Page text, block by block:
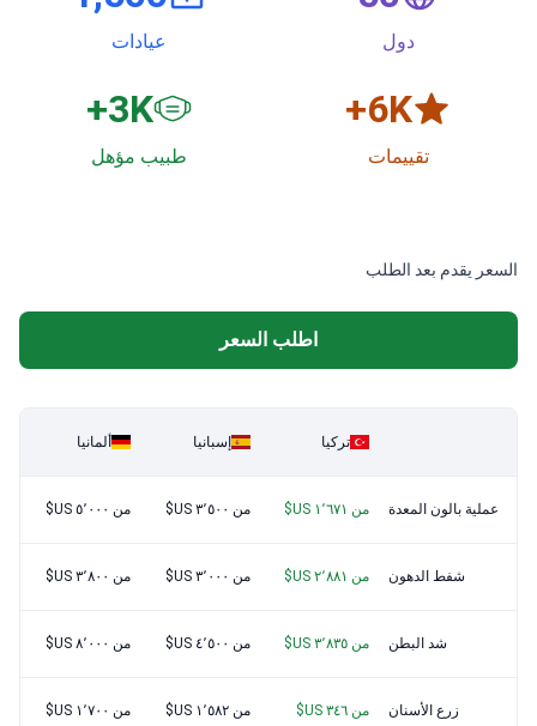
دول عيادات
6K+
تقييمات
3K+
طبيب مؤهل
السعر يقدم بعد الطلب
اطلب السعر
تركيا إسبانيا ألمانيا
عملية بالون المعدة من ١٬٦٧١ US$ من ٣٬٥٠٠ US$ من ٥٬٠٠٠ US$
شفط الدهون من ٢٬٨٨١ US$ من ٣٬٠٠٠ US$ من ٣٬٨٠٠ US$
شد البطن من ٣٬٨٣٥ US$ من ٤٬٥٠٠ US$ من ٨٬٠٠٠ US$
زرع الأسنان من ٣٤٦ US$ من ١٬٥٨٢ US$ من ١٬٧٠٠ US$